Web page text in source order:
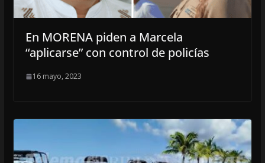
En MORENA piden a Marcela
“aplicarse” con control de policías
16 mayo, 2023